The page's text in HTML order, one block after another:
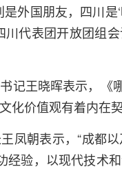
外国朋友，四川是
川代表团开放团组
记王晓晖表示，《
化价值观有着内在
凤朝表示，“成都
经验，以现代技术